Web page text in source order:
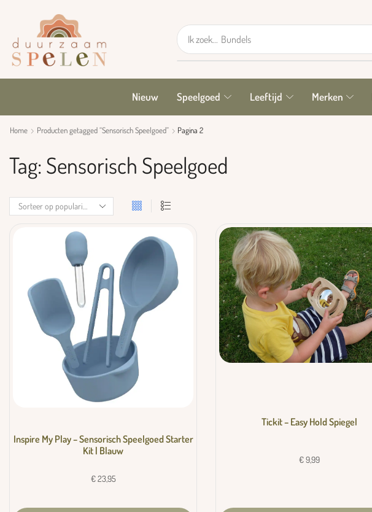
Ik zoek... GRIMM's
Nieuw Speelgoed Leeftijd Merken
Home Producten getagged “Sensorisch Speelgoed” Pagina 2
Tag: Sensorisch Speelgoed
Inspire My Play – Sensorisch Speelgoed Starter
Kit | Blauw
€23,95
Tickit – Easy Hold Spiegel
€9,99